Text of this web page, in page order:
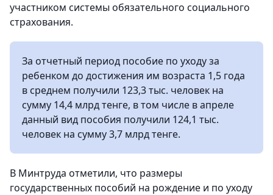
участником системы обязательного социального
страхования.
За отчетный период пособие по уходу за
ребенком до достижения им возраста 1,5 года
в среднем получили 123,3 тыс. человек на
сумму 14,4 млрд тенге, в том числе в апреле
данный вид пособия получили 124,1 тыс.
человек на сумму 3,7 млрд тенге.
В Минтруда отметили, что размеры
государственных пособий на рождение и по уходу